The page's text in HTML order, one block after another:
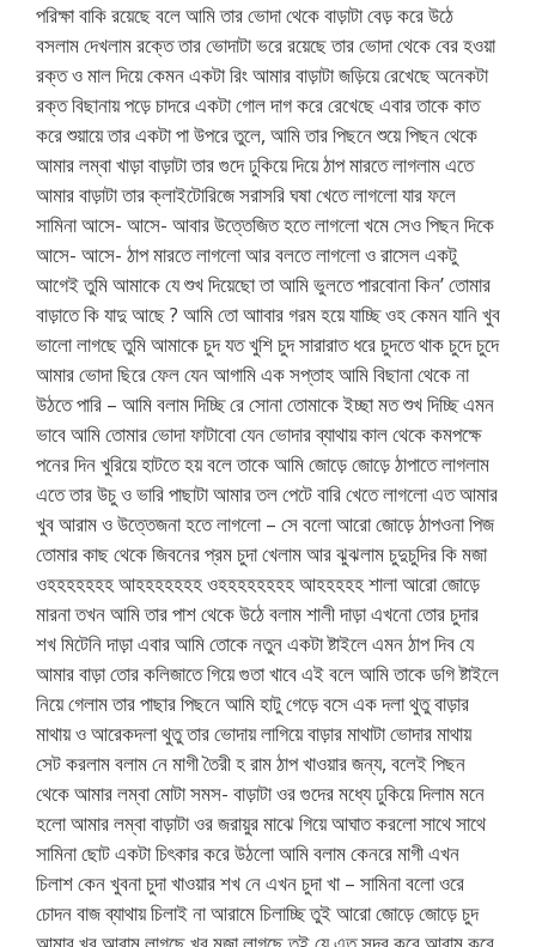
পরিক্ষা বাকি রয়েছে বলে আমি তার ভোদা থেকে বাড়াটা বেড় করে উঠে
বসলাম দেখলাম রক্তে তার ভোদাটা ভরে রয়েছে তার ভোদা থেকে বের হওয়া
রক্ত ও মাল দিয়ে কেমন একটা রিং আমার বাড়াটা জড়িয়ে রেখেছে অনেকটা
রক্ত বিছানায় পড়ে চাদরে একটা গোল দাগ করে রেখেছে এবার তাকে কাত
করে শুয়ায়ে তার একটা পা উপরে তুলে, আমি তার পিছনে শুয়ে পিছন থেকে
আমার লম্বা খাড়া বাড়াটা তার গুদে ঢুকিয়ে দিয়ে ঠাপ মারতে লাগলাম এতে
আমার বাড়াটা তার ক্লাইটোরিজে সরাসরি ঘষা খেতে লাগলো যার ফলে
সামিনা আসে- আসে- আবার উত্তেজিত হতে লাগলো খমে সেও পিছন দিকে
আসে- আসে- ঠাপ মারতে লাগলো আর বলতে লাগলো ও রাসেল একটু
আগেই তুমি আমাকে যে শুখ দিয়েছো তা আমি ভুলতে পারবোনা কিন’ তোমার
বাড়াতে কি যাদু আছে ? আমি তো আাবার গরম হয়ে যাচ্ছি ওহ কেমন যানি খুব
ভালো লাগছে তুমি আমাকে চুদ যত খুশি চুদ সারারাত ধরে চুদতে থাক চুদে চুদে
আমার ভোদা ছিরে ফেল যেন আগামি এক সপ্তাহ আমি বিছানা থেকে না
উঠতে পারি – আমি বলাম দিচ্ছি রে সোনা তোমাকে ইচ্ছা মত শুখ দিচ্ছি এমন
ভাবে আমি তোমার ভোদা ফাটাবো যেন ভোদার ব্যাথায় কাল থেকে কমপক্ষে
পনের দিন খুরিয়ে হাটতে হয় বলে তাকে আমি জোড়ে জোড়ে ঠাপাতে লাগলাম
এতে তার উচু ও ভারি পাছাটা আমার তল পেটে বারি খেতে লাগলো এত আমার
খুব আরাম ও উত্তেজনা হতে লাগলো – সে বলো আরো জোড়ে ঠাপওনা পিজ
তোমার কাছ থেকে জিবনের প্রম চুদা খেলাম আর ঝুঝলাম চুদুচুদির কি মজা
ওহহহহহহহ আহহহহহহহ ওহহহহহহহহ আহহহহহ শালা আরো জোড়ে
মারনা তখন আমি তার পাশ থেকে উঠে বলাম শালী দাড়া এখনো তোর চুদার
শখ মিটেনি দাড়া এবার আমি তোকে নতুন একটা ষ্টাইলে এমন ঠাপ দিব যে
আমার বাড়া তোর কলিজাতে গিয়ে গুতা খাবে এই বলে আমি তাকে ডগি ষ্টাইলে
নিয়ে গেলাম তার পাছার পিছনে আমি হাটু গেড়ে বসে এক দলা থুতু বাড়ার
মাথায় ও আরেকদলা থুতু তার ভোদায় লাগিয়ে বাড়ার মাথাটা ভোদার মাথায়
সেট করলাম বলাম নে মাগী তৈরী হ রাম ঠাপ খাওয়ার জন্য, বলেই পিছন
থেকে আমার লম্বা মোটা সমস- বাড়াটা ওর গুদের মধ্যে ঢুকিয়ে দিলাম মনে
হলো আমার লম্বা বাড়াটা ওর জরায়ুর মাঝে গিয়ে আঘাত করলো সাথে সাথে
সামিনা ছোট একটা চিৎকার করে উঠলো আমি বলাম কেনরে মাগী এখন
চিলাশ কেন খুবনা চুদা খাওয়ার শখ নে এখন চুদা খা – সামিনা বলো ওরে
চোদন বাজ ব্যাথায় চিলাই না আরামে চিলাচ্ছি তুই আরো জোড়ে জোড়ে চুদ